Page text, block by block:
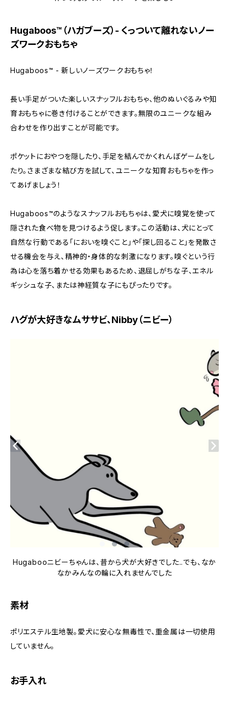
Hugaboos™（ハガブーズ）- くっついて離れないノー
ズワークおもちゃ
Hugaboos™ - 新しいノーズワークおもちゃ！
長い手足がついた楽しいスナッフルおもちゃ、他のぬいぐるみや知
育おもちゃに巻き付けることができます。無限のユニークな組み
合わせを作り出すことが可能です。
ポケットにおやつを隠したり、手足を結んでかくれんぼゲームをし
たり。さまざまな結び方を試して、ユニークな知育おもちゃを作っ
てあげましょう！
Hugaboos™のようなスナッフルおもちゃは、愛犬に嗅覚を使って
隠された食べ物を見つけるよう促します。この活動は、犬にとって
自然な行動である「においを嗅ぐこと」や「探し回ること」を発散さ
せる機会を与え、精神的・身体的な刺激になります。嗅ぐという行
為は心を落ち着かせる効果もあるため、退屈しがちな子、エネル
ギッシュな子、または神経質な子にもぴったりです。
ハグが大好きなムササビ、Nibby（ニビー）
Hugabooニビーちゃんは、昔から犬が大好きでした..でも、なか
なかみんなの輪に入れませんでした
素材
ポリエステル生地製。愛犬に安心な無毒性で、重金属は一切使用
していません。
お手入れ